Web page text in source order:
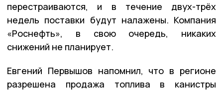
перестраиваются, и в течение двух-трёх
недель поставки будут налажены. Компания
«Роснефть», в свою очередь, никаких
снижений не планирует.
Евгений Первышов напомнил, что в регионе
разрешена продажа топлива в канистры